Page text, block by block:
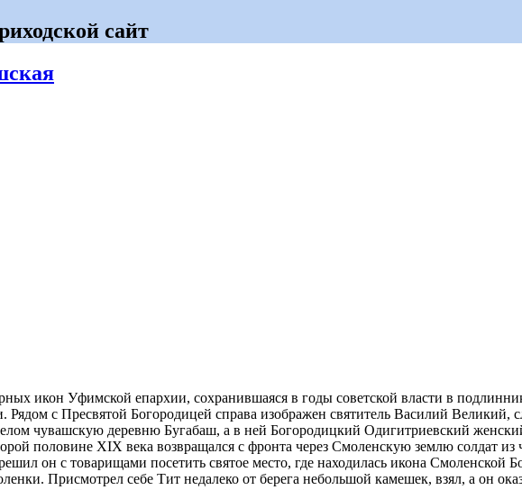
сайт
икон Уфим­ской епар­хии, со­хра­нив­ша­я­ся в го­ды со­вет­ской вла­сти в
с Пре­свя­той Бо­го­ро­ди­цей спра­ва изо­бра­жен свя­ти­тель Ва­си­лий Ве­ли­кий,
чу­ваш­скую де­рев­ню Бу­га­баш, а в ней Бо­го­ро­диц­кий Оди­гит­ри­ев­ский
по­ло­вине XIX ве­ка воз­вра­щал­ся с фрон­та через Смо­лен­скую зем­лю сол­дат
он с то­ва­ри­ща­ми по­се­тить свя­тое ме­сто, где на­хо­ди­лась ико­на
При­смот­рел се­бе Тит неда­ле­ко от бе­ре­га неболь­шой ка­ме­шек, взял, а он